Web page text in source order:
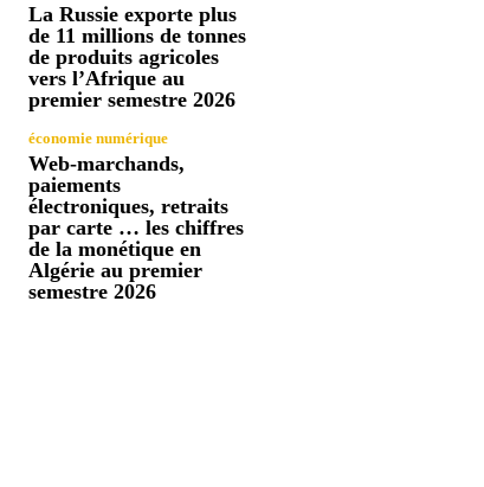
La Russie exporte plus
de 11 millions de tonnes
de produits agricoles
vers l’Afrique au
premier semestre 2026
économie numérique
Web-marchands,
paiements
électroniques, retraits
par carte … les chiffres
de la monétique en
Algérie au premier
semestre 2026